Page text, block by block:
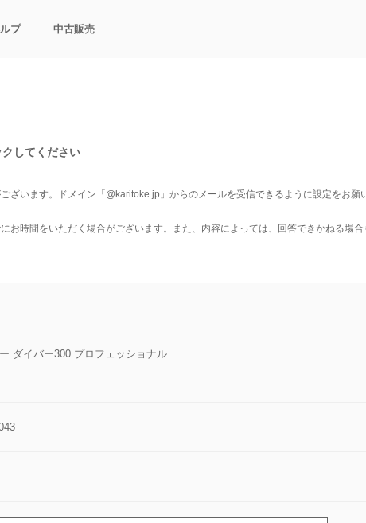
プ 中古販売
クしてください
ざいます。
ドメイン「@karitoke.jp」からのメールを受信できるように設定をお願
お時間をいただく場合がございます。
また、内容によっては、回答できかねる場
ダイバー300 プロフェッショナル